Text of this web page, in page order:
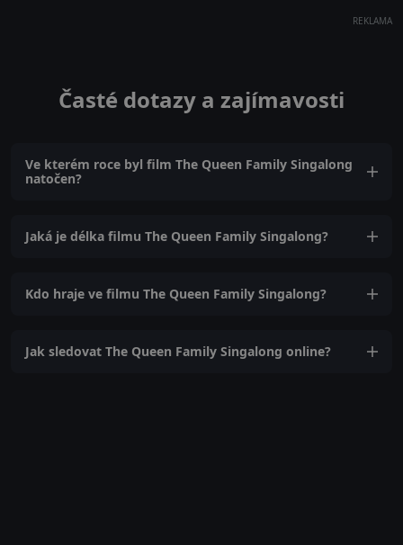
REKLAMA
Časté dotazy a zajímavosti
Ve kterém roce byl film The Queen Family Singalong
natočen?
Jaká je délka filmu The Queen Family Singalong?
Kdo hraje ve filmu The Queen Family Singalong?
Jak sledovat The Queen Family Singalong online?